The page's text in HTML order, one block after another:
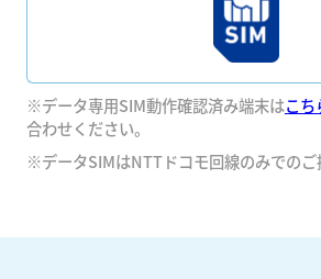
※データ専用SIM動作確認済み端末はこち
合わせください。
※データSIMはNTTドコモ回線のみでのご